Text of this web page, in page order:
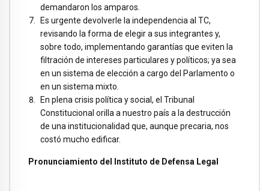
demandaron los amparos.
Es urgente devolverle la independencia al TC,
revisando la forma de elegir a sus integrantes y,
sobre todo, implementando garantías que eviten la
filtración de intereses particulares y políticos; ya sea
en un sistema de elección a cargo del Parlamento o
en un sistema mixto.
En plena crisis política y social, el Tribunal
Constitucional orilla a nuestro país a la destrucción
de una institucionalidad que, aunque precaria, nos
costó mucho edificar.
Pronunciamiento del Instituto de Defensa Legal